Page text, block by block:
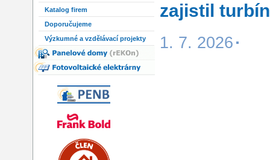
Katalog firem
Doporučujeme
Výzkumné a vzdělávací projekty
zajistil
1. 7. 2026